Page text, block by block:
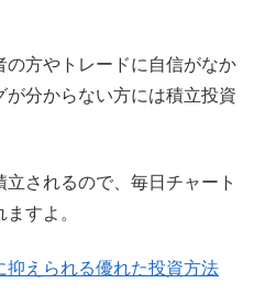
方やトレードに自信がなか
分からない方には積立投資
されるので、毎日チャート
すよ。
抑えられる優れた投資方法